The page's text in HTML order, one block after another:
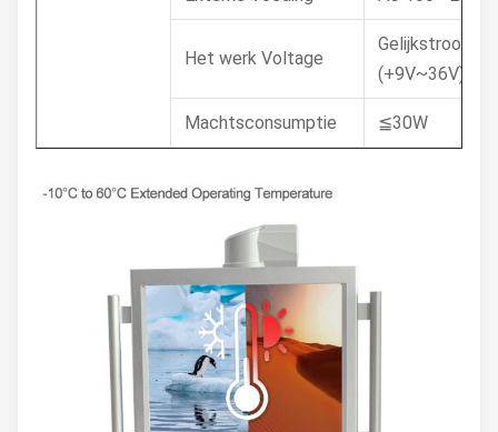
Het werk Voltage
Gelijkstroom
(+9V~36V)
Machtsconsumptie ≦30W